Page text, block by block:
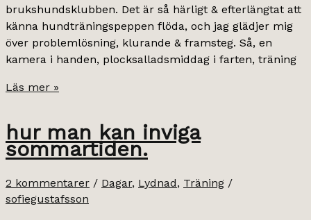
brukshundsklubben. Det är så härligt & efterlängtat att
känna hundträningspeppen flöda, och jag glädjer mig
över problemlösning, klurande & framsteg. Så, en
kamera i handen, plocksalladsmiddag i farten, träning
brudparet,
hundträningen.
Läs mer »
hur man kan inviga
sommartiden.
2 kommentarer / Dagar, Lydnad, Träning /
sofiegustafsson